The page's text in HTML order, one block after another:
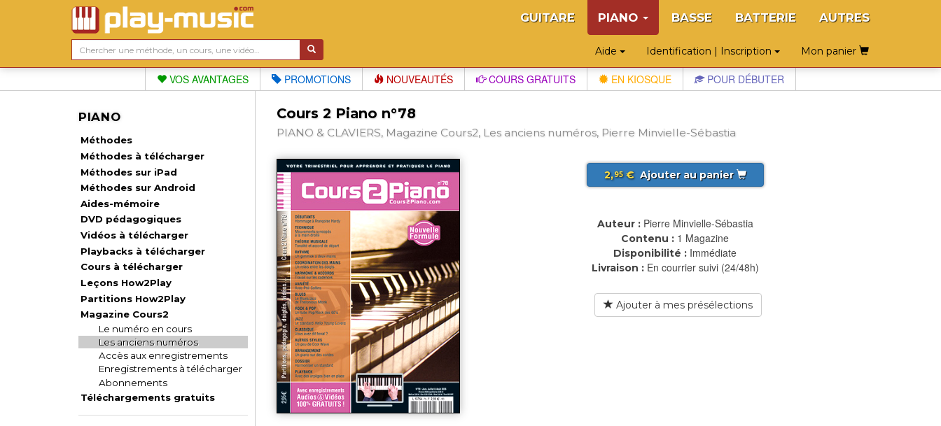
GUITARE PIANO BASSE BATTERIE AUTRES
Aide Identification | Inscription Mon panier
VOS AVANTAGES PROMOTIONS NOUVEAUTÉS COURS GRATUITS EN KIOSQUE POUR DÉBUTER
PIANO
Méthodes
Méthodes à télécharger
Méthodes sur iPad
Méthodes sur Android
Aides-mémoire
DVD pédagogiques
Vidéos à télécharger
Playbacks à télécharger
Cours à télécharger
Leçons How2Play
Partitions How2Play
Magazine Cours2
Le numéro en cours
Les anciens numéros
Accès aux enregistrements
Enregistrements à télécharger
Abonnements
Téléchargements gratuits
Cours 2 Piano n°78
PIANO & CLAVIERS, Magazine Cours2, Les anciens numéros, Pierre Minvielle-Sébastia
2,95€ Ajouter au panier
Auteur : Pierre Minvielle-Sébastia
Contenu : 1 Magazine
Disponibilité : Immédiate
Livraison : En courrier suivi (24/48h)
Ajouter à mes présélections